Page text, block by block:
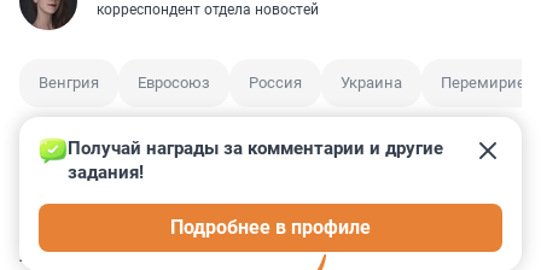
корреспондент отдела новостей
Венгрия Евросоюз Россия Украина Перемирие
КОММЕНТАРИИ 33
Получай награды за комментарии и другие
задания!
Подробнее в профиле